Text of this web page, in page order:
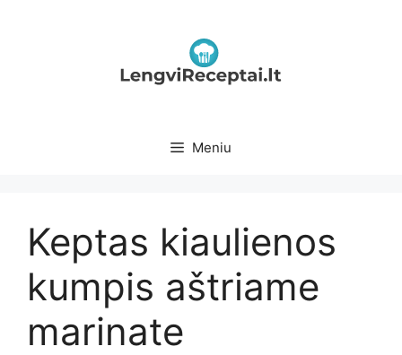
Meniu
Keptas kiaulienos
kumpis aštriame
marinate